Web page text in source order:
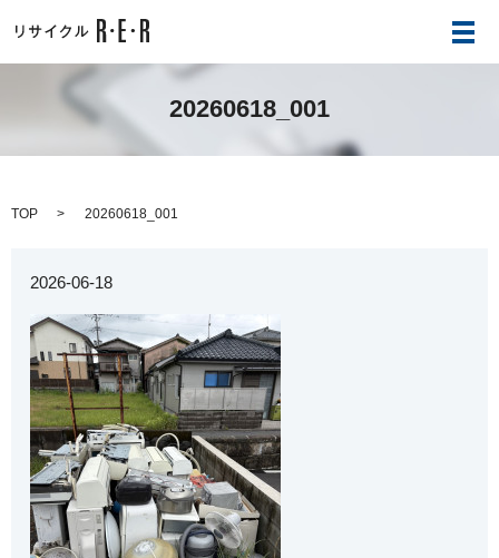
メ
20260618_001
TOP 20260618_001
2026-06-18